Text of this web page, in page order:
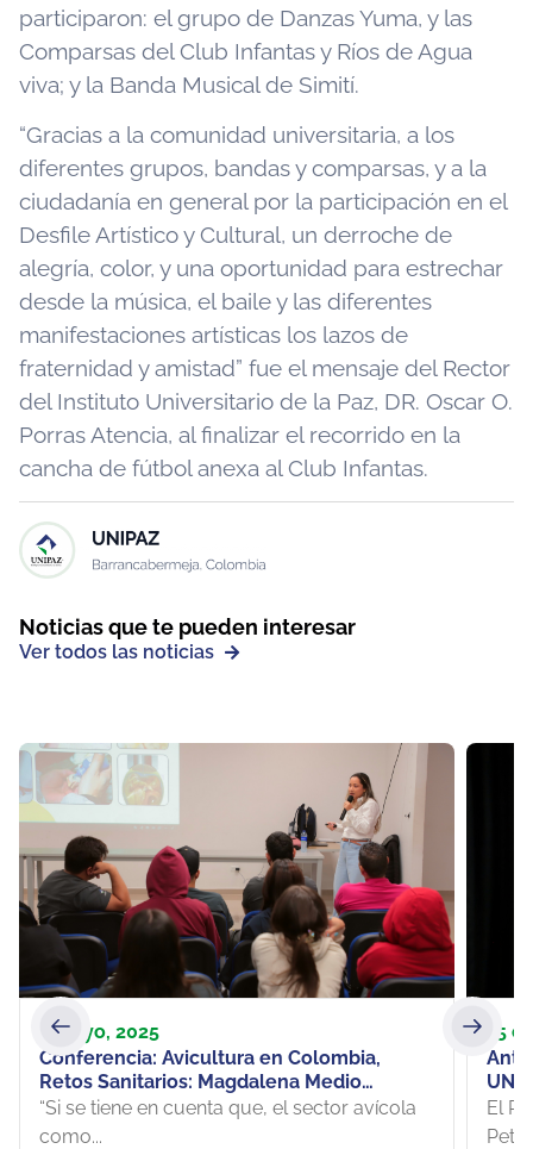
participaron: el grupo de Danzas Yuma, y las
Comparsas del Club Infantas y Ríos de Agua
viva; y la Banda Musical de Simití.
“Gracias a la comunidad universitaria, a los
diferentes grupos, bandas y comparsas, y a la
ciudadanía en general por la participación en el
Desfile Artístico y Cultural, un derroche de
alegría, color, y una oportunidad para estrechar
desde la música, el baile y las diferentes
manifestaciones artísticas los lazos de
fraternidad y amistad” fue el mensaje del Rector
del Instituto Universitario de la Paz, DR. Oscar O.
Porras Atencia, al finalizar el recorrido en la
cancha de fútbol anexa al Club Infantas.
Noticias que te pueden interesar
Ver todos las noticias
7 mayo, 2025
Conferencia: Avicultura en Colombia,
Retos Sanitarios: Magdalena Medio
Santandereano se convertirá en el nuevo
epicentro del sector avícola nacional
“Si se tiene en cuenta que, el sector avícola
como...
15
del
El